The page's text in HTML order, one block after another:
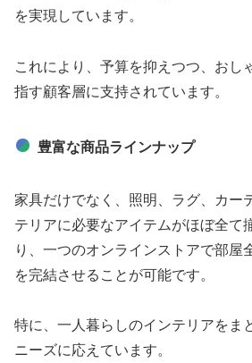
を実現しています。
これにより、予算を抑えつつ、おし
指す顧客層に支持されています。
豊富な商品ラインナップ
家具だけでなく、照明、ラグ、カー
テリアに必要なアイテムがほぼ全て
り、一つのオンラインストアで部屋
を完結させることが可能です。
特に、一人暮らしのインテリアをま
ニーズに応えています。